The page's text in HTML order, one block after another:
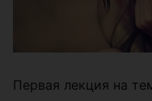
Первая лекция на